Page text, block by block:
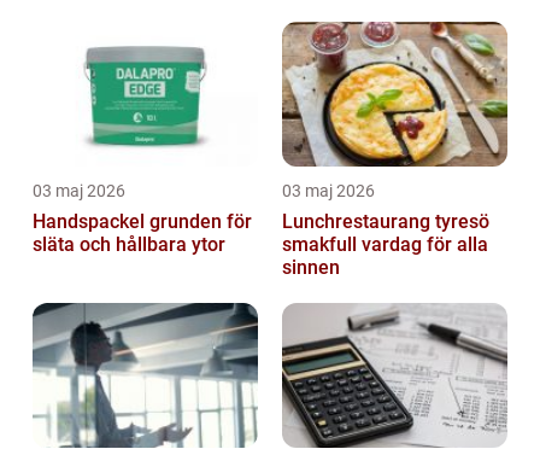
03 maj 2026
Handspackel grunden för
släta och hållbara ytor
03 maj 2026
Lunchrestaurang tyresö
smakfull vardag för alla
sinnen